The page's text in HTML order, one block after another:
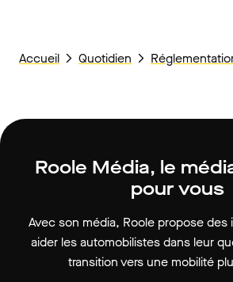
Accueil Quotidien
Roole Média, le
pour vous
Avec son média, Roole propose des
aider les automobilistes dans leur
transition vers une mobilité